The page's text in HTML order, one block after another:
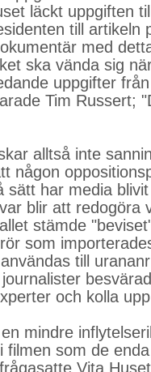
läckt uppgiften
till artikeln
med
ska vända sig
uppgifter
Tim Russert;
alltså inte
någon
sätt har media
blir att redogöra
stämde
som
till
och kolla
mindre
filmen som de
Vita